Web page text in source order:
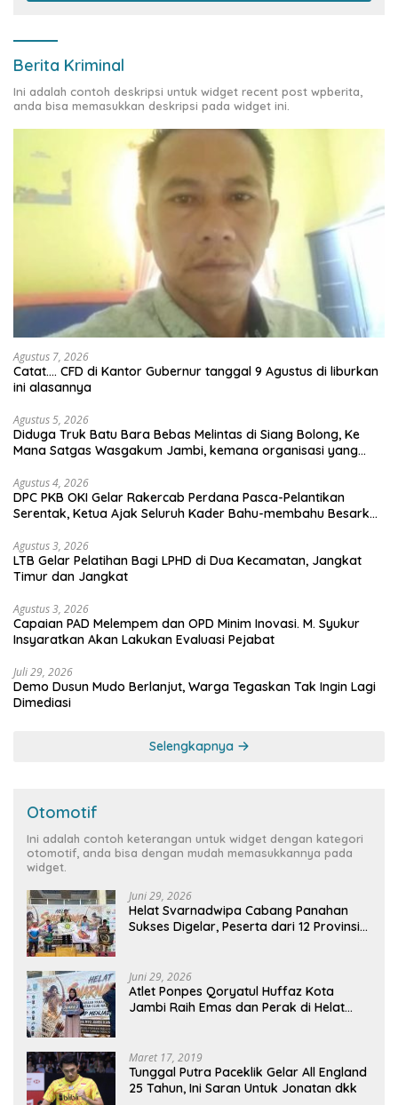
Berita Kriminal
Ini adalah contoh deskripsi untuk widget recent post wpberita,
anda bisa memasukkan deskripsi pada widget ini.
Agustus 7, 2026
Catat…. CFD di Kantor Gubernur tanggal 9 Agustus di liburkan
ini alasannya
Agustus 5, 2026
Diduga Truk Batu Bara Bebas Melintas di Siang Bolong, Ke
Mana Satgas Wasgakum Jambi, kemana organisasi yang
Agustus 4, 2026
DPC PKB OKI Gelar Rakercab Perdana Pasca-Pelantikan
Serentak, Ketua Ajak Seluruh Kader Bahu-membahu Besarkan
Agustus 3, 2026
LTB Gelar Pelatihan Bagi LPHD di Dua Kecamatan, Jangkat
Timur dan Jangkat
Agustus 3, 2026
Capaian PAD Melempem dan OPD Minim Inovasi. M. Syukur
Insyaratkan Akan Lakukan Evaluasi Pejabat
Juli 29, 2026
Demo Dusun Mudo Berlanjut, Warga Tegaskan Tak Ingin Lagi
Dimediasi
Selengkapnya
Otomotif
Ini adalah contoh keterangan untuk widget dengan kategori
otomotif, anda bisa dengan mudah memasukkannya pada
widget.
Juni 29, 2026
Helat Svarnadwipa Cabang Panahan
Sukses Digelar, Peserta dari 12 Provinsi
Juni 29, 2026
Atlet Ponpes Qoryatul Huffaz Kota
Jambi Raih Emas dan Perak di Helat
Maret 17, 2019
Tunggal Putra Paceklik Gelar All England
25 Tahun, Ini Saran Untuk Jonatan dkk